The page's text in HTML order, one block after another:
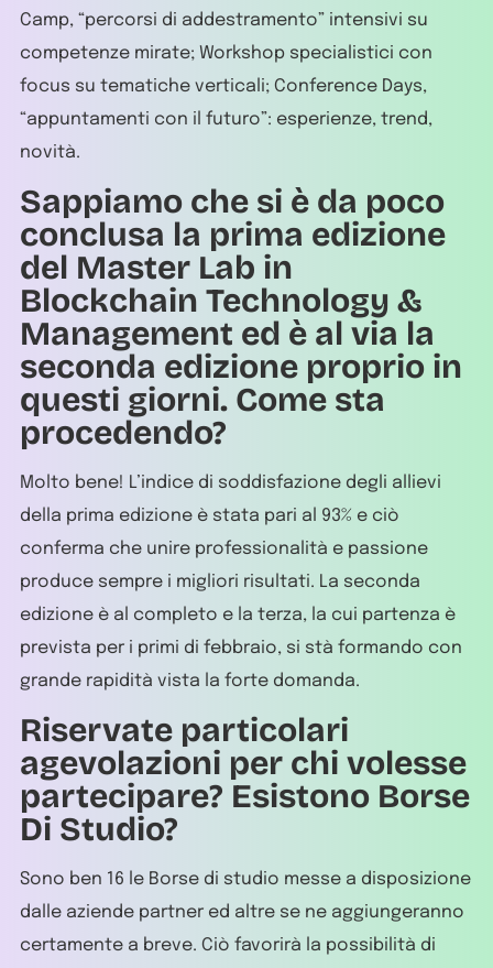
Camp, “percorsi di addestramento” intensivi su
competenze mirate; Workshop specialistici con
focus su tematiche verticali; Conference Days,
“appuntamenti con il futuro”: esperienze, trend,
novità.
Sappiamo che si è da poco
conclusa la prima edizione
del Master Lab in
Blockchain Technology &
Management ed è al via la
seconda edizione proprio in
questi giorni. Come sta
procedendo?
Molto bene! L’indice di soddisfazione degli allievi
della prima edizione è stata pari al 93% e ciò
conferma che unire professionalità e passione
produce sempre i migliori risultati. La seconda
edizione è al completo e la terza, la cui partenza è
prevista per i primi di febbraio, si stà formando con
grande rapidità vista la forte domanda.
Riservate particolari
agevolazioni per chi volesse
partecipare? Esistono Borse
Di Studio?
Sono ben 16 le Borse di studio messe a disposizione
dalle aziende partner ed altre se ne aggiungeranno
certamente a breve. Ciò favorirà la possibilità di